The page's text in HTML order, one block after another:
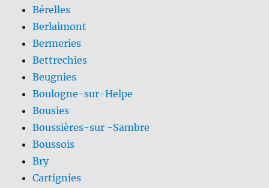
Bérelles
Berlaimont
Bermeries
Bettrechies
Beugnies
Boulogne-sur-Helpe
Bousies
Boussières-sur -Sambre
Boussois
Bry
Cartignies